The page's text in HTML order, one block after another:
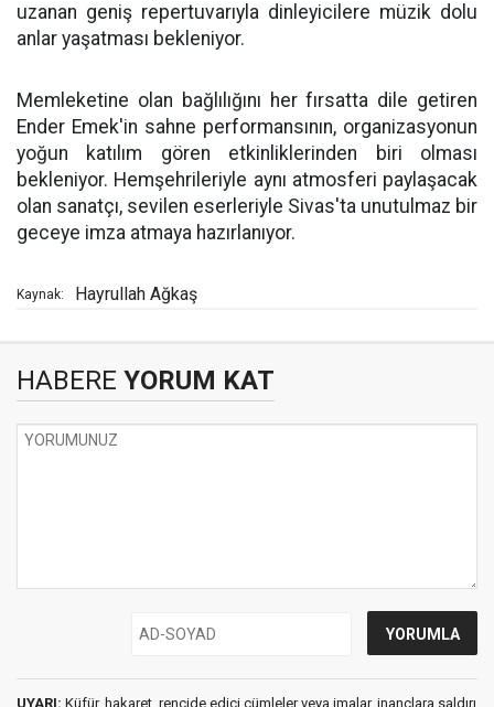
uzanan geniş repertuvarıyla dinleyicilere müzik dolu
anlar yaşatması bekleniyor.
Memleketine olan bağlılığını her fırsatta dile getiren
Ender Emek'in sahne performansının, organizasyonun
yoğun katılım gören etkinliklerinden biri olması
bekleniyor. Hemşehrileriyle aynı atmosferi paylaşacak
olan sanatçı, sevilen eserleriyle Sivas'ta unutulmaz bir
geceye imza atmaya hazırlanıyor.
Kaynak: Hayrullah Ağkaş
HABERE YORUM KAT
UYARI: Küfür, hakaret, rencide edici cümleler veya imalar, inançlara saldırı